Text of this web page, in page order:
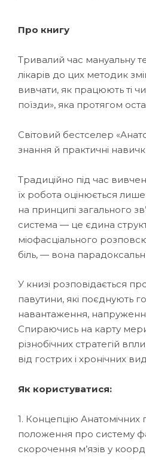
Про книгу
Тривалий час мануальну
лікарів до цих методик
вивчати, як працюють ті
поїзди», яка протягом
Світовий бестселер
знання й практичні
Традиційно під час
їх робота оцінюється
на принципі загального
система — це єдина
міофасціального
біль, — вона
У книзі розповідається
павутини, які поєднують
навантаження,
Спираючись на карту
різнобічних стратегій
від гострих і хронічних
Як користуватися:
1. Концепцію Анатомічних
положення про систему
скорочення м’язів у